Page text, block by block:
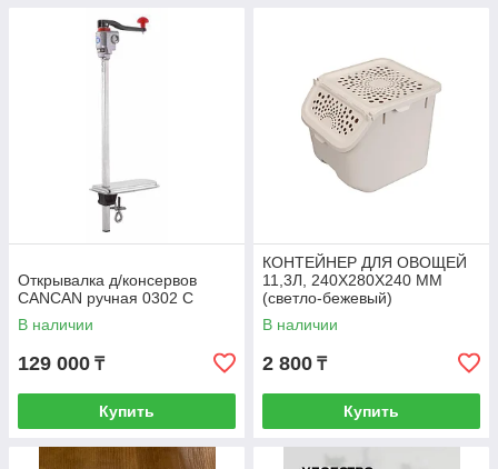
Открывалка д/консервов
CANCAN ручная 0302 С
В наличии
129 000 ₸
Купить
КОНТЕЙНЕР ДЛЯ ОВОЩЕЙ
11,3Л, 240Х280Х240 ММ
(светло-бежевый)
В наличии
2 800 ₸
Купить